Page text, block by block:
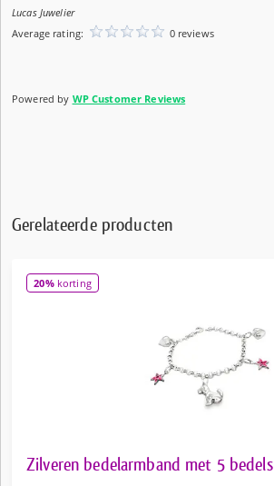
Lucas Juwelier
Average rating:
0 reviews
Powered by WP Customer Reviews
Gerelateerde producten
20%korting
Zilveren bedelarmband met 5 bedels